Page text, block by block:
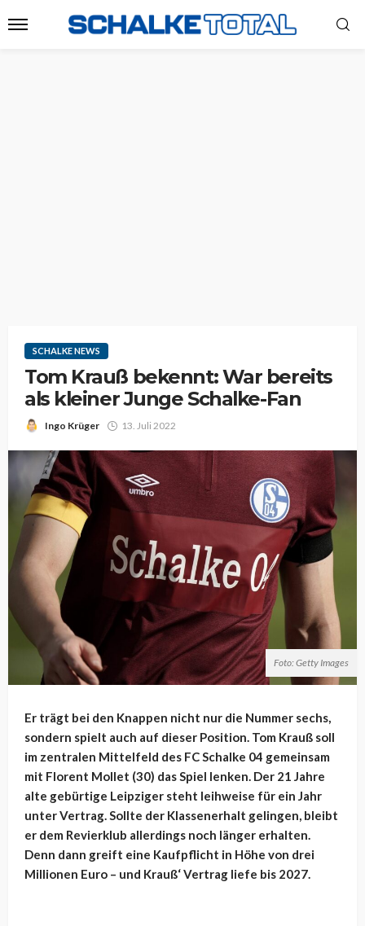
SCHALKE NEWS
Tom Krauß bekennt: War bereits
als kleiner Junge Schalke-Fan
Ingo Krüger 13. Juli 2022
Foto: Getty Images
Er trägt bei den Knappen nicht nur die Nummer sechs,
sondern spielt auch auf dieser Position. Tom Krauß soll
im zentralen Mittelfeld des FC Schalke 04 gemeinsam
mit Florent Mollet (30) das Spiel lenken. Der 21 Jahre
alte gebürtige Leipziger steht leihweise für ein Jahr
unter Vertrag. Sollte der Klassenerhalt gelingen, bleibt
er dem Revierklub allerdings noch länger erhalten.
Denn dann greift eine Kaufpflicht in Höhe von drei
Millionen Euro – und Krauß‘ Vertrag liefe bis 2027.